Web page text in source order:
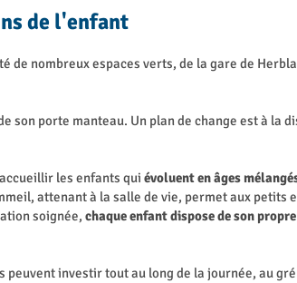
de l'enfant
de nombreux espaces verts, de la gare de
son porte manteau. Un plan de change est à la
les enfants qui évoluent en âges
attenant à la salle de vie, permet aux petits
soignée, chaque enfant dispose de son
investir tout au long de la journée, au